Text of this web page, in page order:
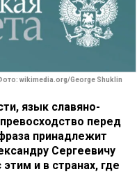
wikimedia.org/George Shuklin
язык славяно-
перед
принадлежит
Сергеевичу
и в странах, где